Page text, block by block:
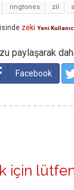
ringtones zil
zeki Yeni
paylaşarak
Facebook
için